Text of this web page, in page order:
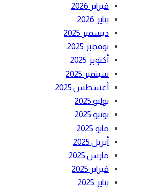
فبراير 2026
يناير 2026
ديسمبر 2025
نوفمبر 2025
أكتوبر 2025
سبتمبر 2025
أغسطس 2025
يوليو 2025
يونيو 2025
مايو 2025
أبريل 2025
مارس 2025
فبراير 2025
يناير 2025